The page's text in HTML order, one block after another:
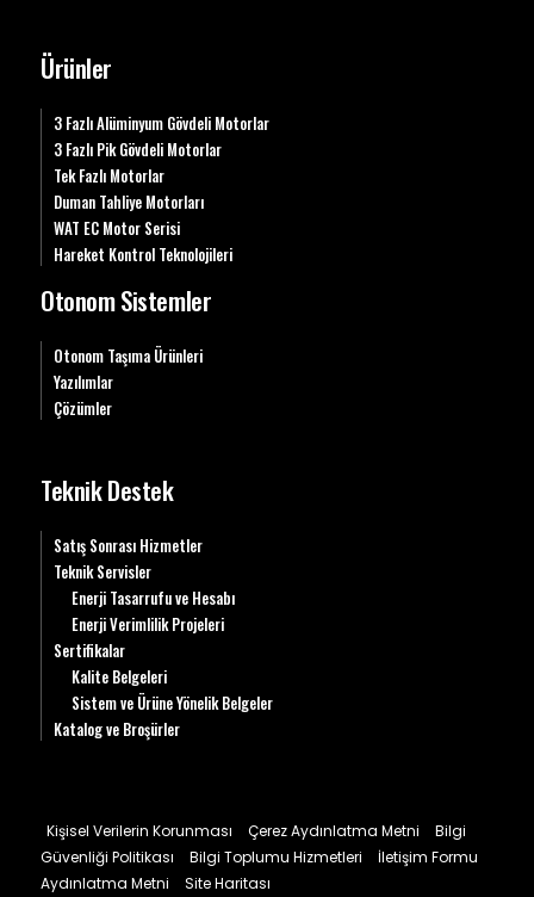
Ürünler
3 Fazlı Alüminyum Gövdeli Motorlar
3 Fazlı Pik Gövdeli Motorlar
Tek Fazlı Motorlar
Duman Tahliye Motorları
WAT EC Motor Serisi
Hareket Kontrol Teknolojileri
Otonom Sistemler
Otonom Taşıma Ürünleri
Yazılımlar
Çözümler
Teknik Destek
Satış Sonrası Hizmetler
Teknik Servisler
Enerji Tasarrufu ve Hesabı
Enerji Verimlilik Projeleri
Sertifikalar
Kalite Belgeleri
Sistem ve Ürüne Yönelik Belgeler
Katalog ve Broşürler
Kişisel Verilerin Korunması Çerez Aydınlatma Metni
Bilgi
Güvenliği Politikası
Bilgi Toplumu Hizmetleri
İletişim Formu
Aydınlatma Metni
Site Haritası